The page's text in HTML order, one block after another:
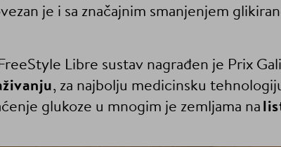
je i sa značajnim smanjenjem
Libre sustav nagrađen je Prix
, za najbolju medicinsku
glukoze u mnogim je zemljama na